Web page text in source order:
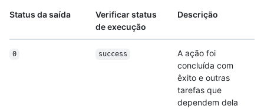
Status da saída
Verificar status
de execução
Descrição
0 success
A ação foi
concluída com
êxito e outras
tarefas que
dependem dela